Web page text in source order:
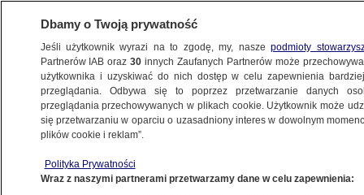
BIZNES
NAJNOWSZE
do Nagrody Nobla. Za pomoc uchodźcom
Dbamy o Twoją prywatność
Jeśli użytkownik wyrazi na to zgodę, my, naszepodmioty
Partnerów IAB oraz30 innych Zaufanych Partnerów może
użytkownika i uzyskiwać do nich dostęp w celu zapewnienia
przeglądania. Odbywa się to poprzez przetwarzanie danych
przeglądania przechowywanych w plikach cookie. Użytkownik może
się przetwarzaniu w oparciu o uzasadniony interes w dowolnym
plików cookie i reklam”.
Polityka Prywatności
Wraz z naszymi partnerami przetwarzamy dane w celu zapewnienia: